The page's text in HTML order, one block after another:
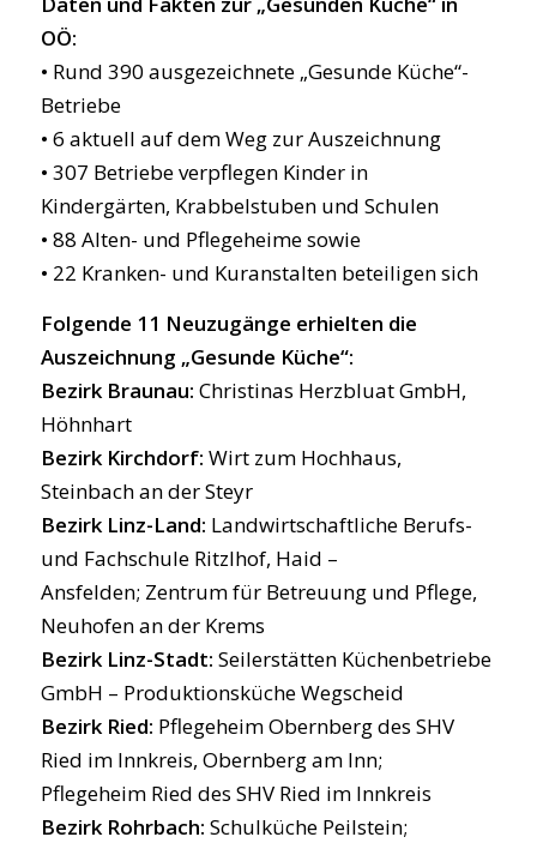
OÖ:
• Rund 390 ausgezeichnete „Gesunde Küche“-
Betriebe
• 6 aktuell auf dem Weg zur Auszeichnung
• 307 Betriebe verpflegen Kinder in
Kindergärten, Krabbelstuben und Schulen
• 88 Alten- und Pflegeheime sowie
• 22 Kranken- und Kuranstalten beteiligen sich
Folgende 11 Neuzugänge erhielten die
Auszeichnung „Gesunde Küche“:
Bezirk Braunau: Christinas Herzbluat GmbH,
Höhnhart
Bezirk Kirchdorf: Wirt zum Hochhaus,
Steinbach an der Steyr
Bezirk Linz-Land: Landwirtschaftliche Berufs-
und Fachschule Ritzlhof, Haid –
Ansfelden; Zentrum für Betreuung und Pflege,
Neuhofen an der Krems
Bezirk Linz-Stadt: Seilerstätten Küchenbetriebe
GmbH – Produktionsküche Wegscheid
Bezirk Ried: Pflegeheim Obernberg des SHV
Ried im Innkreis, Obernberg am Inn;
Pflegeheim Ried des SHV Ried im Innkreis
Bezirk Rohrbach: Schulküche Peilstein;